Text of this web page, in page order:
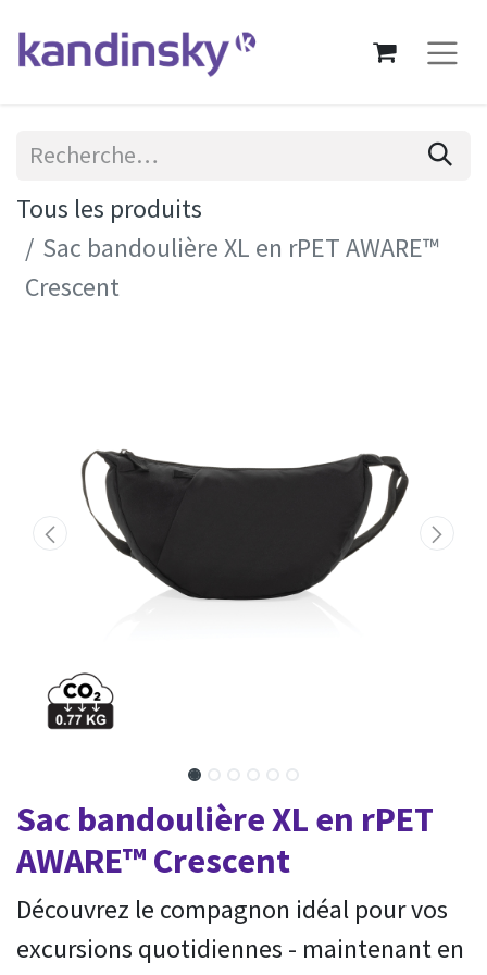
Tous les produits
Sac bandoulière XL en rPET AWARE™
Crescent
Sac bandoulière XL en rPET
AWARE™ Crescent
Découvrez le compagnon idéal pour vos
excursions quotidiennes - maintenant en